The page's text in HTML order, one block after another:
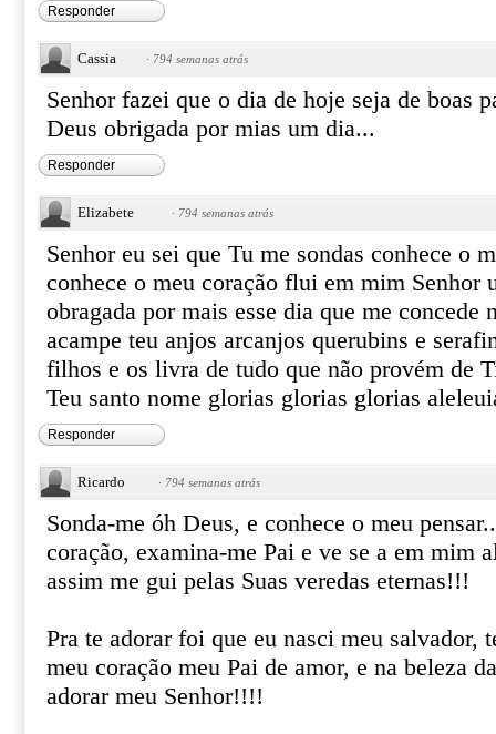
Responder
Cassia · 794 semanas atrás
Senhor fazei que o dia de hoje seja de boas
Deus obrigada por mias um dia...
Responder
Elizabete · 794 semanas atrás
Senhor eu sei que Tu me sondas conhece o
conhece o meu coração flui em mim Senhor
obragada por mais esse dia que me concede
acampe teu anjos arcanjos querubins e
filhos e os livra de tudo que não provém de
Teu santo nome glorias glorias glorias
Responder
Ricardo · 794 semanas atrás
Sonda-me óh Deus, e conhece o meu
coração, examina-me Pai e ve se a em mim
assim me gui pelas Suas veredas eternas!!!
Pra te adorar foi que eu nasci meu salvador,
meu coração meu Pai de amor, e na beleza
adorar meu Senhor!!!!